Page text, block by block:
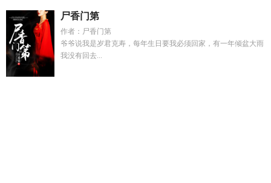
尸香门第
作者：尸香门第
爷爷说我是岁君克寿，每年生日要我必须回家，有一年倾盆大雨
我没有回去...